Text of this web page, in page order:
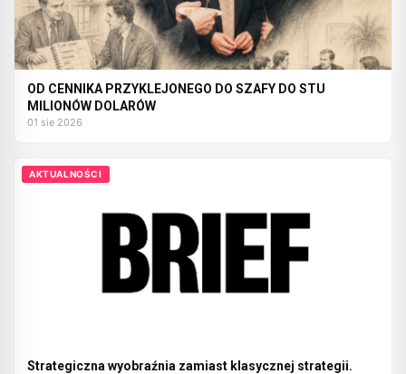
OD CENNIKA PRZYKLEJONEGO DO SZAFY DO STU
MILIONÓW DOLARÓW
01 sie 2026
AKTUALNOŚCI
Strategiczna wyobraźnia zamiast klasycznej strategii.